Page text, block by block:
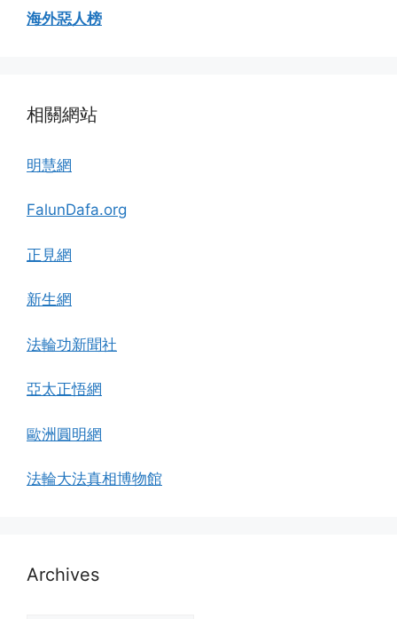
海外惡人榜
相關網站
明慧網
FalunDafa.org
正見網
新生網
法輪功新聞社
亞太正悟網
歐洲圓明網
法輪大法真相博物館
Archives